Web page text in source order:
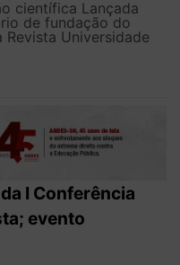
científica Lançada
de fundação do
Revista Universidade
I Conferência
evento